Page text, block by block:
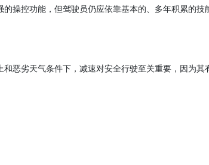
操控功能，但驾驶员仍应依靠基本的、多年积累的技
恶劣天气条件下，减速对安全行驶至关重要，因为